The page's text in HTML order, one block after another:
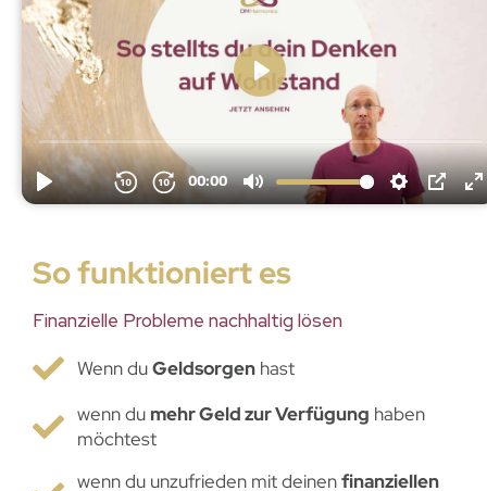
So funktioniert es
Finanzielle Probleme nachhaltig lösen
Wenn duGeldsorgen hast
wenn du mehr Geld zur Verfügung haben
möchtest
wenn du unzufrieden mit deinenfinanziellen